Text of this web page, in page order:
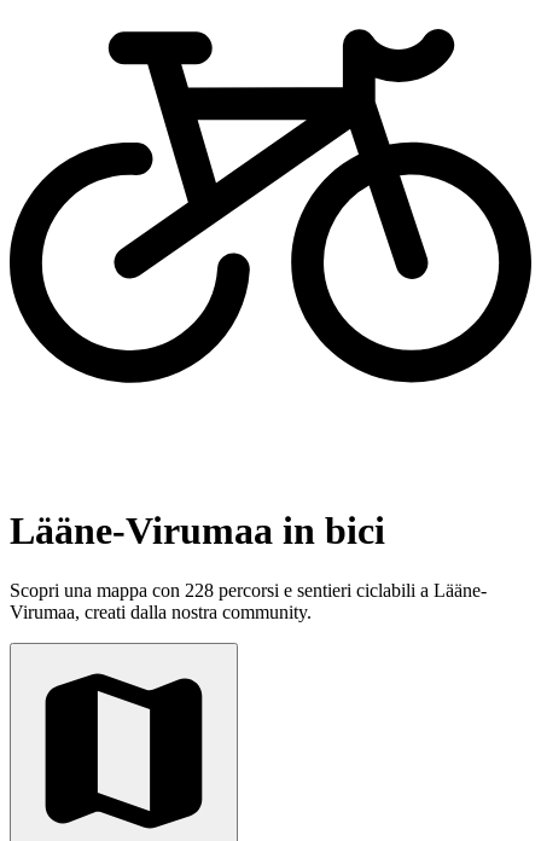
Lääne-Virumaa in bici
Scopri una mappa con 228 percorsi e sentieri ciclabili a Lääne-
Virumaa, creati dalla nostra community.